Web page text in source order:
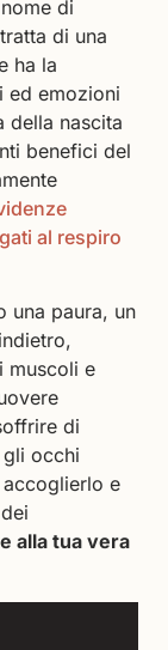
di
di una
ha la
ed emozioni
della nascita
benefici del
al respiro
una paura, un
muscoli e
di
occhi
accoglierlo e
alla tua vera